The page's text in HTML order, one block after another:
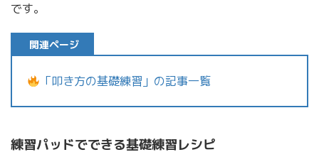
です。
関連ページ
「叩き方の基礎練習」の記事一覧
練習パッドでできる基礎練習レシピ